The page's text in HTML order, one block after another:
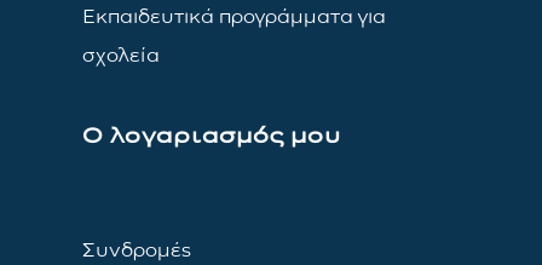
Εκπαιδευτικά προγράμματα για
σχολεία
Ο λογαριασμός μου
Συνδρομές